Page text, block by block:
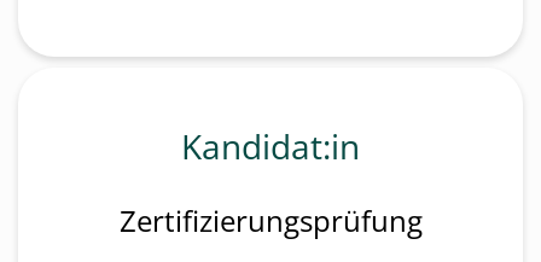
Kandidat:in
Zertifizierungsprüfung